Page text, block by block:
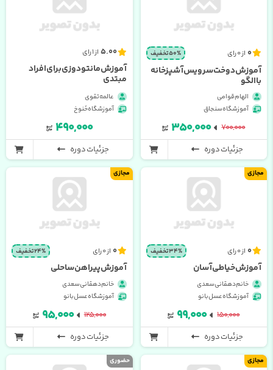
0 از 0 رای 50% تخفیف
آموزش دوخت سرویس آشپزخانه
با الگو
الهام قوامی
آموزشگاه سنجاق
۷۰۰,۰۰۰ ۳۵۰,۰۰۰
جزئیات دوره
5.00 از 1 رای
آموزش مانتو دوزی برای افراد
مبتدی
عالمه تقوی
آموزشگاه خَنوخ
۴۹۰,۰۰۰
جزئیات دوره
مجازی
0 از 0 رای 34% تخفیف
آموزش خیاطی آسان
خانم دهقانی سعدی
آموزشگاه عسل بانو
۱۵۰,۰۰۰ ۹۹,۰۰۰
جزئیات دوره
مجازی
0 از 0 رای 24% تخفیف
آموزش پیراهن ساحلی
خانم دهقانی سعدی
آموزشگاه عسل بانو
۱۲۵,۰۰۰ ۹۵,۰۰۰
جزئیات دوره
مجازی حضوری